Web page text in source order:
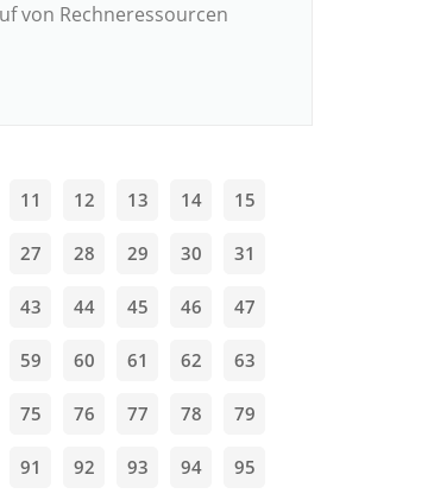
von Rechneressourcen
11 12 13 14 15
27 28 29 30 31
43 44 45 46 47
59 60 61 62 63
75 76 77 78 79
91 92 93 94 95